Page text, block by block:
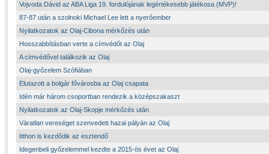
Vojvoda Dávid az ABA Liga 19. fordulójának legértékesebb játékosa (MVP)!
87-87 után a szolnoki Michael Lee lett a nyerőember
Nyilatkozatok az Olaj-Cibona mérkőzés után
Hosszabbításban verte a címvédőt az Olaj
A címvédővel találkozik az Olaj
Olaj-győzelem Szófiában
Elutazott a bolgár fővárosba az Olaj csapata
Idén már három csoportban rendezik a középszakaszt
Nyilatkozatok az Olaj-Skopje mérkőzés után
Váratlan vereséget szenvedett hazai pályán az Olaj
Itthon is kezdődik az esztendő
Idegenbeli győzelemmel kezdte a 2015-ös évet az Olaj